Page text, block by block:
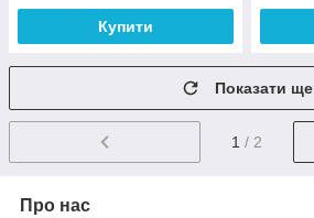
Купити
Показати ще
1 / 2
Про нас